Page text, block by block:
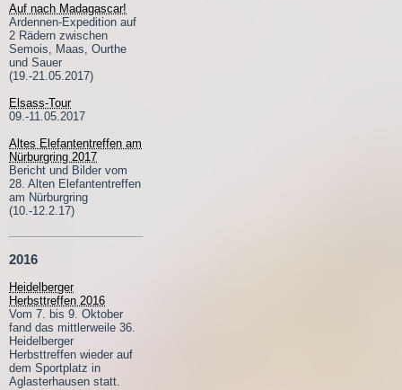
Auf nach Madagascar!
Ardennen-Expedition auf
2 Rädern zwischen
Semois, Maas, Ourthe
und Sauer
(19.-21.05.2017)
Elsass-Tour
09.-11.05.2017
Altes Elefantentreffen am
Nürburgring 2017
Bericht und Bilder vom
28. Alten Elefantentreffen
am Nürburgring
(10.-12.2.17)
2016
Heidelberger
Herbsttreffen 2016
Vom 7. bis 9. Oktober
fand das mittlerweile 36.
Heidelberger
Herbsttreffen wieder auf
dem Sportplatz in
Aglasterhausen statt.